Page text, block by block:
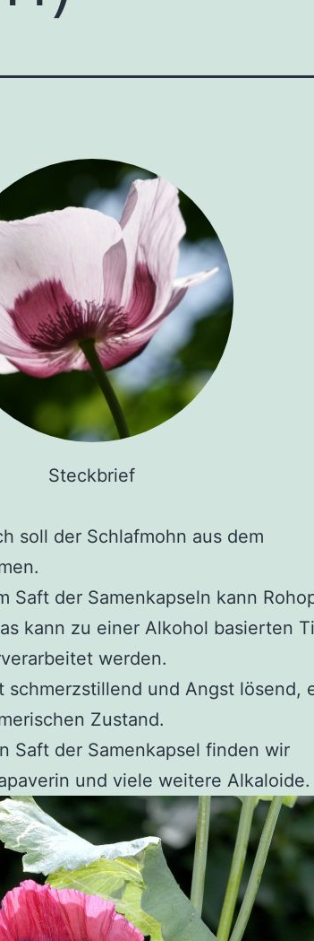
Steckbrief
soll der Schlafmohn aus dem
Saft der Samenkapseln kann
kann zu einer Alkohol basierten
werden.
schmerzstillend und Angst lösend,
Zustand.
Saft der Samenkapsel finden wir
und viele weitere Alkaloide.